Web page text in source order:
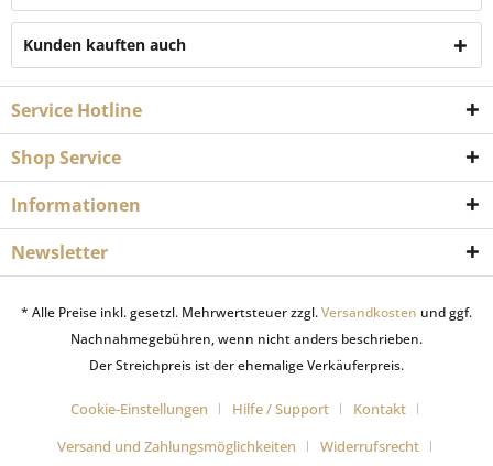
Kunden kauften auch
Service Hotline
Shop Service
Informationen
Newsletter
* Alle Preise inkl. gesetzl. Mehrwertsteuer zzgl.Versandkosten und ggf.
Nachnahmegebühren, wenn nicht anders beschrieben.
Der Streichpreis ist der ehemalige Verkäuferpreis.
Cookie-Einstellungen Hilfe / Support
Kontakt
Versand und Zahlungsmöglichkeiten
Widerrufsrecht